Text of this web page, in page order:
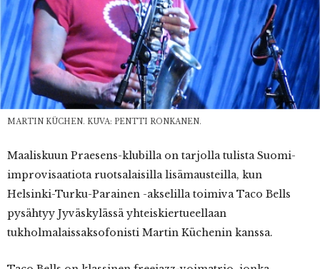
MARTIN KÜCHEN. KUVA: PENTTI RONKANEN.
Maaliskuun Praesens-klubilla on tarjolla tulista Suomi-
improvisaatiota ruotsalaisilla lisämausteilla, kun
Helsinki-Turku-Parainen -akselilla toimiva Taco Bells
pysähtyy Jyväskylässä yhteiskiertueellaan
tukholmalaissaksofonisti Martin Küchenin kanssa.